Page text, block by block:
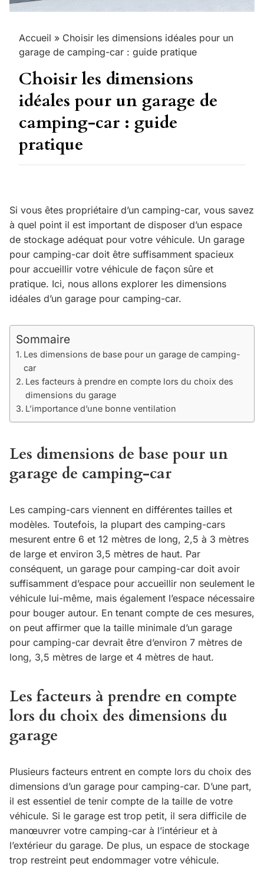
Accueil » Choisir les dimensions idéales pour un
garage de camping-car : guide pratique
Choisir les dimensions
idéales pour un garage de
camping-car : guide
pratique
Si vous êtes propriétaire d’un camping-car, vous savez
à quel point il est important de disposer d’un espace
de stockage adéquat pour votre véhicule. Un garage
pour camping-car doit être suffisamment spacieux
pour accueillir votre véhicule de façon sûre et
pratique. Ici, nous allons explorer les dimensions
idéales d’un garage pour camping-car.
Sommaire
Les dimensions de base pour un garage de camping-
car
Les facteurs à prendre en compte lors du choix des
dimensions du garage
L’importance d’une bonne ventilation
Les dimensions de base pour un
garage de camping-car
Les camping-cars viennent en différentes tailles et
modèles. Toutefois, la plupart des camping-cars
mesurent entre 6 et 12 mètres de long, 2,5 à 3 mètres
de large et environ 3,5 mètres de haut. Par
conséquent, un garage pour camping-car doit avoir
suffisamment d’espace pour accueillir non seulement le
véhicule lui-même, mais également l’espace nécessaire
pour bouger autour. En tenant compte de ces mesures,
on peut affirmer que la taille minimale d’un garage
pour camping-car devrait être d’environ 7 mètres de
long, 3,5 mètres de large et 4 mètres de haut.
Les facteurs à prendre en compte
lors du choix des dimensions du
garage
Plusieurs facteurs entrent en compte lors du choix des
dimensions d’un garage pour camping-car. D’une part,
il est essentiel de tenir compte de la taille de votre
véhicule. Si le garage est trop petit, il sera difficile de
manœuvrer votre camping-car à l’intérieur et à
l’extérieur du garage. De plus, un espace de stockage
trop restreint peut endommager votre véhicule.